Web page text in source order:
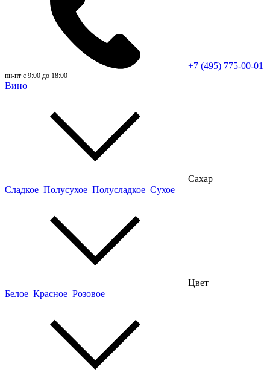
+7 (495) 775-00-01
пн-пт с 9:00 до 18:00
Вино
Сахар
Сладкое Полусухое Полусладкое Сухое
Цвет
Белое Красное Розовое